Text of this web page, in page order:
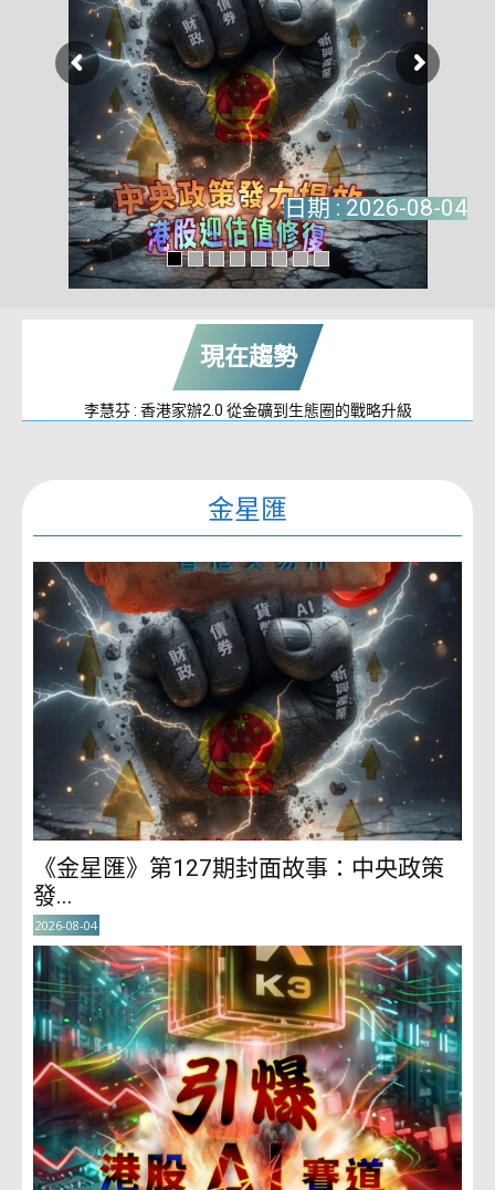
現在趨勢
李慧芬 : 香港家辦2.0 從金礦到生態圈的戰略升級
金星匯
《金星匯》第127期封面故事：中央政策
發...
2026-08-04